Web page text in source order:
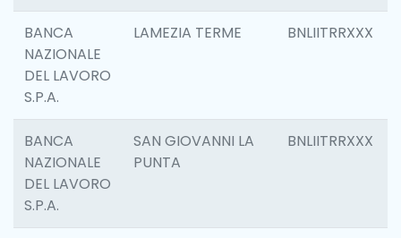
BANCA
NAZIONALE
DEL LAVORO
S.P.A.
LAMEZIA TERME BNLIITRRXXX
BANCA
NAZIONALE
DEL LAVORO
S.P.A.
SAN GIOVANNI LA
PUNTA
BNLIITRRXXX